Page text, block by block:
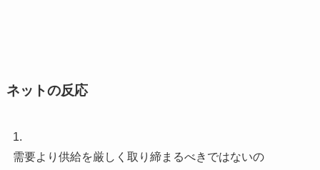
ネットの反応
1.
需要より供給を厳しく取り締まるべきではないの